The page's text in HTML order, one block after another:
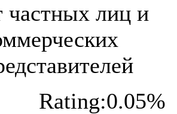
частных лиц и
Rating:0.05%